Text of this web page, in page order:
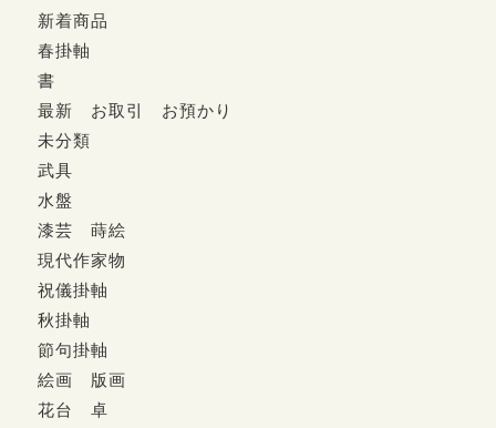
新着商品
春掛軸
書
最新 お取引 お預かり
未分類
武具
水盤
漆芸 蒔絵
現代作家物
祝儀掛軸
秋掛軸
節句掛軸
絵画 版画
花台 卓